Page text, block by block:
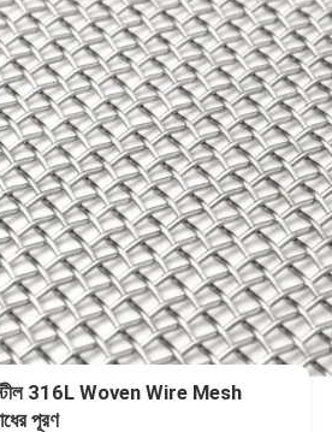
স্টীল 316L Woven Wire Mesh
পূরণ